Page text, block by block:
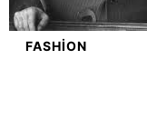
FASHION